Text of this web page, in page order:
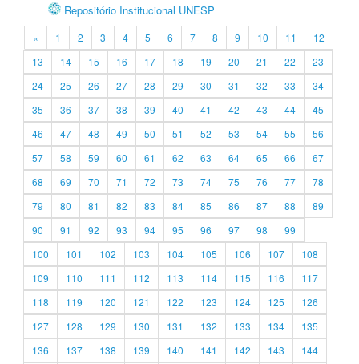
Repositório Institucional UNESP
« 1 2 3 4 5 6 7 8 9 10 11
12
13
14 15 16 17 18 19 20 21 22
23
24
25 26 27 28 29 30 31 32 33
34
35
36 37 38 39 40 41 42 43 44
45
46
47 48 49 50 51 52 53 54 55
56
57
58 59 60 61 62 63 64 65 66
67
68
69 70 71 72 73 74 75 76 77
78
79
80 81 82 83 84 85 86 87 88
89
90
91 92 93 94 95 96 97 98
99
100
101 102 103 104 105 106 107
108
109
110 111 112 113 114 115 116
117
118
119 120 121 122 123 124 125
126
127
128 129 130 131 132 133 134
135
136
137 138 139 140 141 142 143
144